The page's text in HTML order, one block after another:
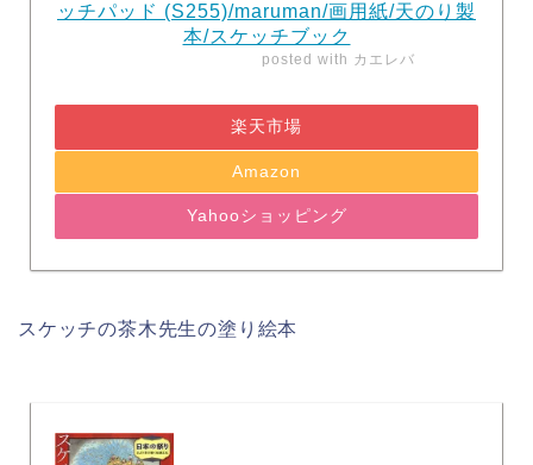
ッチパッド (S255)/maruman/画用紙/天のり製
本/スケッチブック
posted with カエレバ
楽天市場
Amazon
Yahooショッピング
スケッチの茶木先生の塗り絵本